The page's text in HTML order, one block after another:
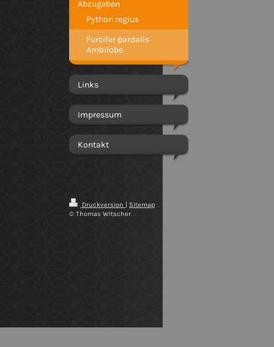
Abzugeben
Python regius
Furcifer pardalis
Ambilobe
Links
Impressum
Kontakt
Druckversion | Sitemap
© Thomas Witscher